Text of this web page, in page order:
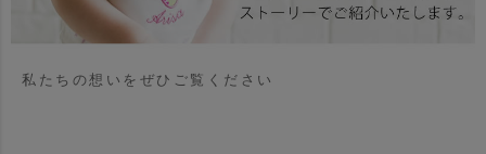
私たちの想いをぜひご覧ください